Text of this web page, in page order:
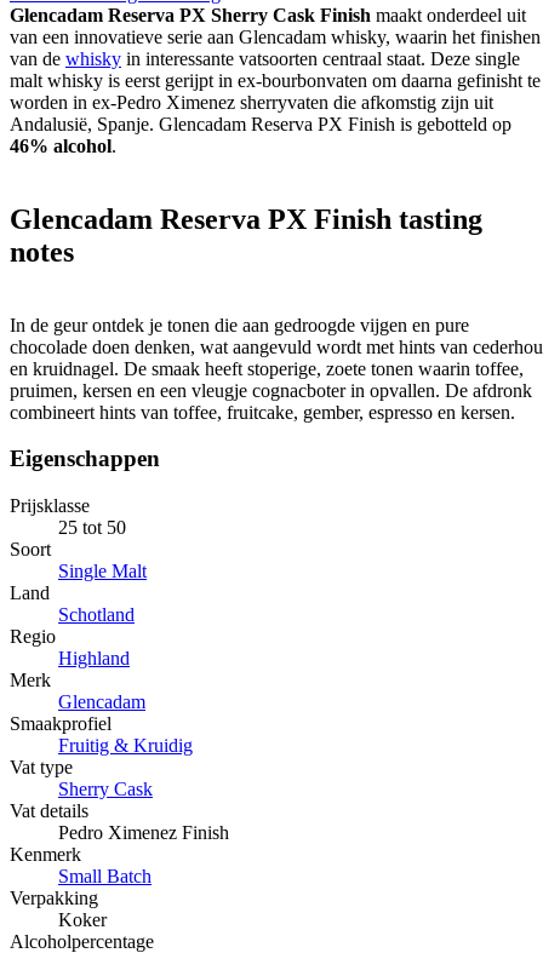
Glencadam Reserva PX Sherry Cask Finish maakt onderdeel uit
van een innovatieve serie aan Glencadam whisky, waarin het finishen
van de whisky in interessante vatsoorten centraal staat. Deze single
malt whisky is eerst gerijpt in ex-bourbonvaten om daarna gefinisht te
worden in ex-Pedro Ximenez sherryvaten die afkomstig zijn uit
Andalusië, Spanje. Glencadam Reserva PX Finish is gebotteld op
46% alcohol.
Glencadam Reserva PX Finish tasting
notes
In de geur ontdek je tonen die aan gedroogde vijgen en pure
chocolade doen denken, wat aangevuld wordt met hints van
en kruidnagel. De smaak heeft stoperige, zoete tonen waarin toffee,
pruimen, kersen en een vleugje cognacboter in opvallen. De afdronk
combineert hints van toffee, fruitcake, gember, espresso en kersen.
Eigenschappen
Prijsklasse
25 tot 50
Soort
Single Malt
Land
Schotland
Regio
Highland
Merk
Glencadam
Smaakprofiel
Fruitig & Kruidig
Vat type
Sherry Cask
Vat details
Pedro Ximenez Finish
Kenmerk
Small Batch
Verpakking
Koker
Alcoholpercentage